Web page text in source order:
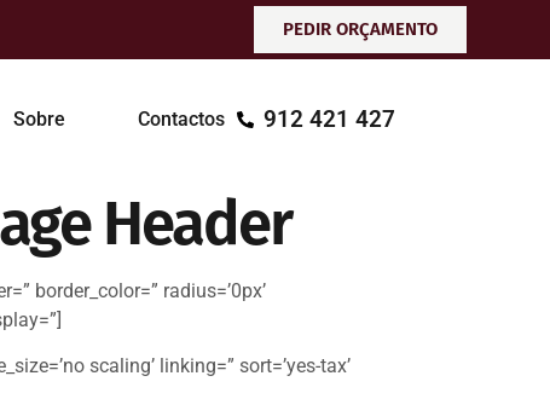
PEDIR ORÇAMENTO
Sobre Contactos 912 421 427
Header
border_color=” radius=’0px’
scaling’ linking=” sort=’yes-tax’